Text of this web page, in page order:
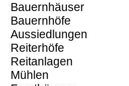
Bauernhäuser
Bauernhöfe
Aussiedlungen
Reiterhöfe
Reitanlagen
Mühlen